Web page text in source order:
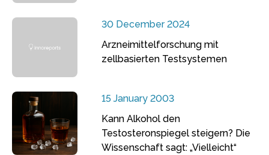
30 December 2024
Arzneimittelforschung mit
zellbasierten Testsystemen
15 January 2003
Kann Alkohol den
Testosteronspiegel steigern? Die
Wissenschaft sagt: „Vielleicht“